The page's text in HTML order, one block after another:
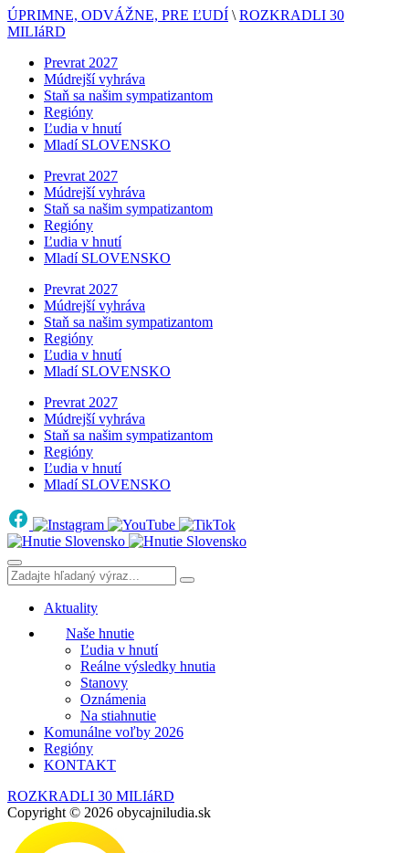
ÚPRIMNE, ODVÁŽNE, PRE ĽUDÍ \ ROZKRADLI 30
MILIáRD
Prevrat 2027
Múdrejší vyhráva
Staň sa našim sympatizantom
Regióny
Ľudia v hnutí
Mladí SLOVENSKO
Prevrat 2027
Múdrejší vyhráva
Staň sa našim sympatizantom
Regióny
Ľudia v hnutí
Mladí SLOVENSKO
Prevrat 2027
Múdrejší vyhráva
Staň sa našim sympatizantom
Regióny
Ľudia v hnutí
Mladí SLOVENSKO
Prevrat 2027
Múdrejší vyhráva
Staň sa našim sympatizantom
Regióny
Ľudia v hnutí
Mladí SLOVENSKO
Aktuality
Naše hnutie
Ľudia v hnutí
Reálne výsledky hnutia
Stanovy
Oznámenia
Na stiahnutie
Komunálne voľby 2026
Regióny
KONTAKT
ROZKRADLI 30 MILIáRD
Copyright © 2026 obycajniludia.sk